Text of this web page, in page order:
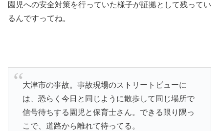
園児への安全対策を行っていた様子が証拠として残ってい
るんですってね。
大津市の事故。事故現場のストリートビューに
は、恐らく今日と同じように散歩して同じ場所で
信号待ちする園児と保育士さん。できる限り隅っ
こで、道路から離れて待ってる。